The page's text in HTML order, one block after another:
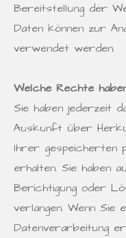
Bereitstellung der
Daten können zur
verwendet werden.
Welche Rechte
Sie haben jederzeit
Auskunft über
Ihrer gespeicherten
erhalten. Sie haben
Berichtigung oder
verlangen. Wenn Sie
Datenverarbeitung